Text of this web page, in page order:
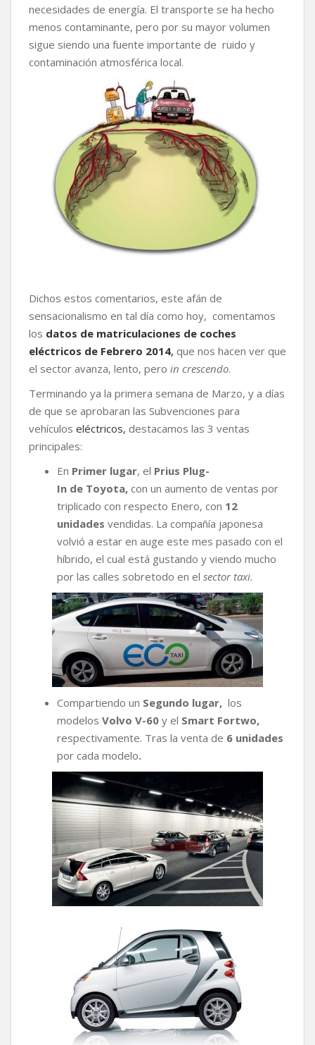
necesidades de energía. El transporte se ha hecho
menos contaminante, pero por su mayor volumen
sigue siendo una fuente importante de ruido y
contaminación atmosférica local.
Dichos estos comentarios, este afán de
sensacionalismo en tal día como hoy, comentamos
los datos de matriculaciones de coches
eléctricos de Febrero 2014, que nos hacen ver que
el sector avanza, lento, pero in crescendo.
Terminando ya la primera semana de Marzo, y a días
de que se aprobaran las Subvenciones para
vehículos eléctricos, destacamos las 3 ventas
principales:
En Primer lugar, el Prius Plug-
In de Toyota, con un aumento de ventas por
triplicado con respecto Enero, con 12
unidades vendidas. La compañía japonesa
volvió a estar en auge este mes pasado con el
híbrido, el cual está gustando y viendo mucho
por las calles sobretodo en el sector taxi.
Compartiendo un Segundo lugar, los
modelos Volvo V-60 y el Smart Fortwo,
respectivamente. Tras la venta de 6 unidades
por cada modelo.